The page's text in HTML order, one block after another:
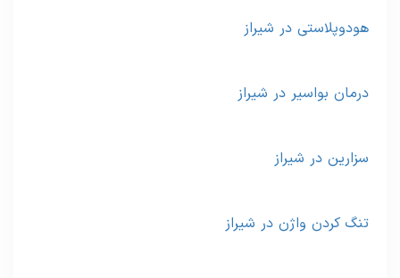
هودوپلاستی در شیراز
درمان بواسیر در شیراز
سزارین در شیراز
تنگ کردن واژن در شیراز